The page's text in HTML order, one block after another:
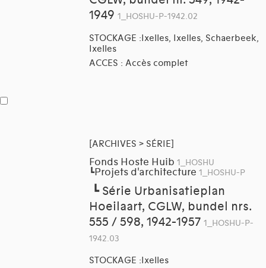
1949 1_HOSHU-P-1942.02
STOCKAGE :Ixelles, Ixelles, Schaerbeek,
Ixelles
ACCES : Accès complet
[ARCHIVES > SÉRIE]
Fonds Hoste Huib 1_HOSHU
┗Projets d'architecture 1_HOSHU-P
┗ Série Urbanisatieplan
Hoeilaart, CGLW, bundel nrs.
555 / 598, 1942-1957 1_HOSHU-P-
1942.03
STOCKAGE :Ixelles